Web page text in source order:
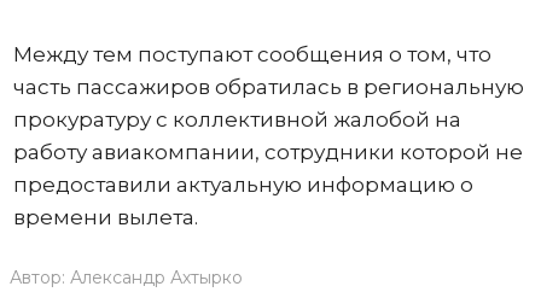
Между тем поступают сообщения о том, что
часть пассажиров обратилась в региональную
прокуратуру с коллективной жалобой на
работу авиакомпании, сотрудники которой не
предоставили актуальную информацию о
времени вылета.
Автор: Александр Ахтырко